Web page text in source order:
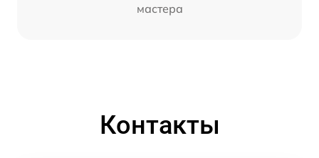
мастера
Контакты